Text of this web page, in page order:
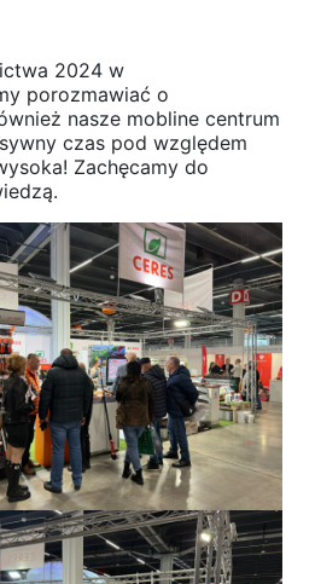
2024 w
porozmawiać o
nasze mobline centrum
czas pod względem
Zachęcamy do